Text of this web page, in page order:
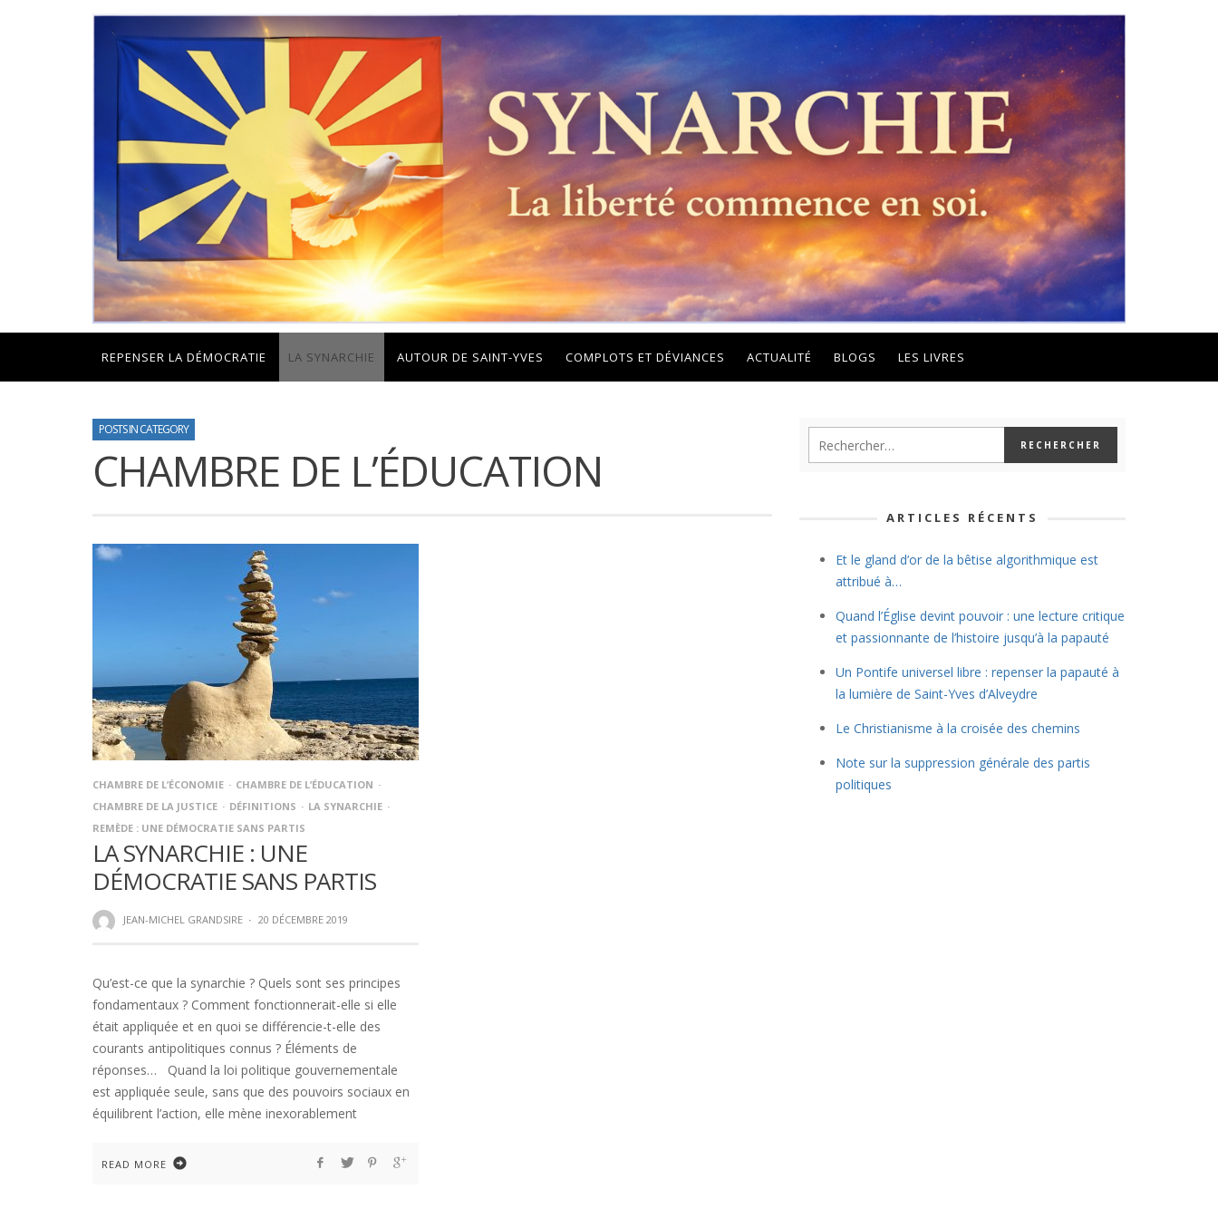
REPENSER LA DÉMOCRATIE LA SYNARCHIE AUTOUR DE SAINT-YVES COMPLOTS ET DÉVIANCES ACTUALITÉ BLOGS LES LIVRES
POSTS IN CATEGORY
CHAMBRE DE L’ÉDUCATION
CHAMBRE DE L’ÉCONOMIE
CHAMBRE DE L’ÉDUCATION
CHAMBRE DE LA JUSTICE
DÉFINITIONS
LA SYNARCHIE
REMÈDE : UNE DÉMOCRATIE SANS PARTIS
LA SYNARCHIE : UNE
DÉMOCRATIE SANS PARTIS
JEAN-MICHEL GRANDSIRE · 20 DÉCEMBRE 2019
Qu’est-ce que la synarchie ? Quels sont ses principes
fondamentaux ? Comment fonctionnerait-elle si elle
était appliquée et en quoi se différencie-t-elle des
courants antipolitiques connus ? Éléments de
réponses… Quand la loi politique gouvernementale
est appliquée seule, sans que des pouvoirs sociaux en
équilibrent l’action, elle mène inexorablement
READ MORE
ARTICLES RÉCENTS
Et le gland d’or de la bêtise algorithmique est
attribué à…
Quand l’Église devint pouvoir : une lecture critique
et passionnante de l’histoire jusqu’à la papauté
Un Pontife universel libre : repenser la papauté à
la lumière de Saint-Yves d’Alveydre
Le Christianisme à la croisée des chemins
Note sur la suppression générale des partis
politiques